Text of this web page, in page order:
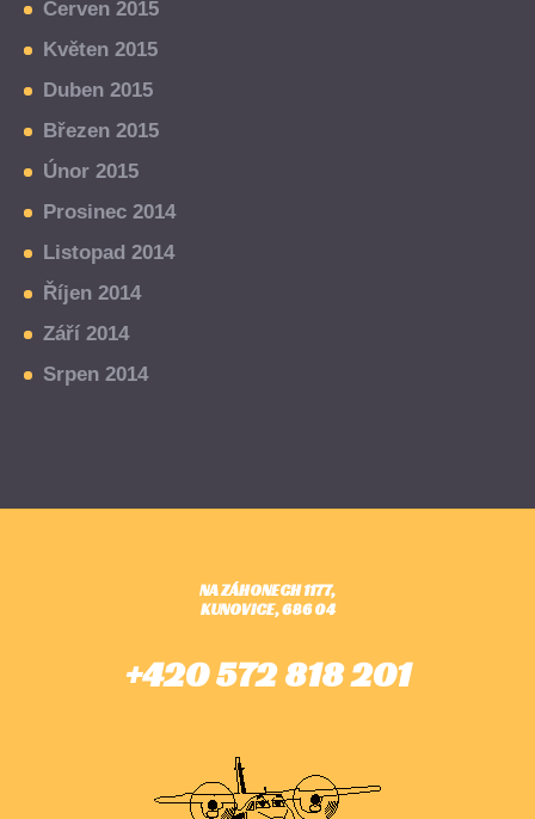
Červen 2015
Květen 2015
Duben 2015
Březen 2015
Únor 2015
Prosinec 2014
Listopad 2014
Říjen 2014
Září 2014
Srpen 2014
NA ZÁHONECH 1177,
KUNOVICE, 686 04
+420 572 818 201